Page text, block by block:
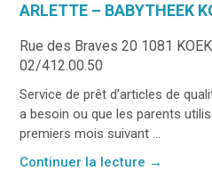
ARLETTE – BABYTHEEK
Rue des Braves 20 1081
02/412.00.50
Service de prêt d’articles de
a besoin ou que les parents
premiers mois suivant ...
Continuer la lecture →